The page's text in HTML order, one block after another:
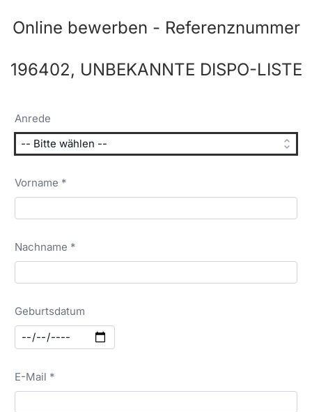
Online bewerben - Referenznummer
196402, UNBEKANNTE DISPO-LISTE
Anrede
Vorname *
Nachname *
Geburtsdatum
E-Mail *